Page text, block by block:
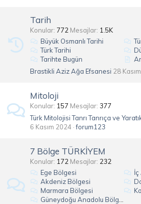
Tarih
Konular 772 Mesajlar 1.5K
Büyük Osmanlı Tarihi
Türk Tarihi
Tarihte Bugün
Brastikli Aziz Ağa Efsanesi 28
Mitoloji
Konular 157 Mesajlar 377
Türk Mitolojisi Tanrı Tanrıça ve
6 Kasım 2024 forum123
7 Bölge TÜRKİYEM
Konular 172 Mesajlar 232
Ege Bölgesi
İç
Akdeniz Bölgesi
Marmara Bölgesi
Güneydoğu Anadolu Bölgesi